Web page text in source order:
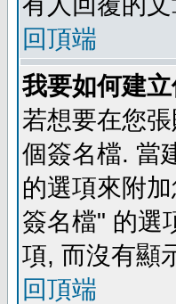
回頂端
我要如何建
若想要在您
個簽名檔. 當
的選項來附
簽名檔" 的選
項, 而沒有顯
回頂端